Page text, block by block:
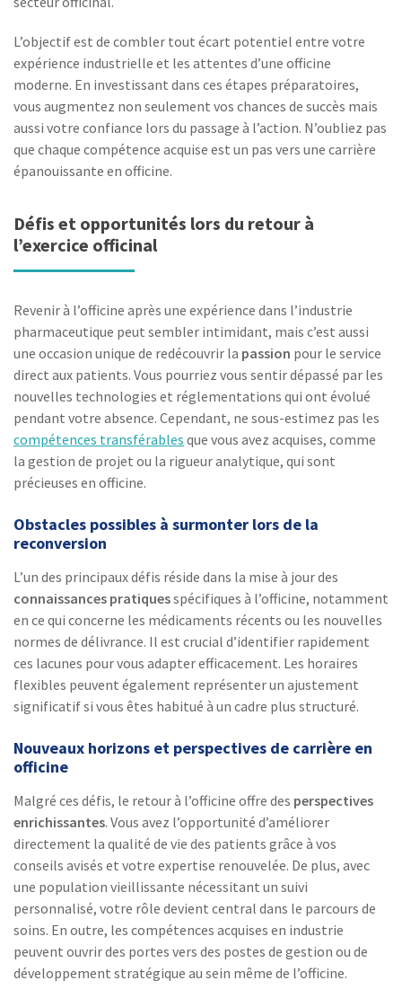
L’objectif est de combler tout écart potentiel entre votre
expérience industrielle et les attentes d’une officine
moderne. En investissant dans ces étapes préparatoires,
vous augmentez non seulement vos chances de succès mais
aussi votre confiance lors du passage à l’action. N’oubliez pas
que chaque compétence acquise est un pas vers une carrière
épanouissante en officine.
Défis et opportunités lors du retour à
l’exercice officinal
Revenir à l’officine après une expérience dans l’industrie
pharmaceutique peut sembler intimidant, mais c’est aussi
une occasion unique de redécouvrir la passion pour le service
direct aux patients. Vous pourriez vous sentir dépassé par les
nouvelles technologies et réglementations qui ont évolué
pendant votre absence. Cependant, ne sous-estimez pas les
compétences transférables que vous avez acquises, comme
la gestion de projet ou la rigueur analytique, qui sont
précieuses en officine.
Obstacles possibles à surmonter lors de la
reconversion
L’un des principaux défis réside dans la mise à jour des
connaissances pratiquesspécifiques à l’officine, notamment
en ce qui concerne les médicaments récents ou les nouvelles
normes de délivrance. Il est crucial d’identifier rapidement
ces lacunes pour vous adapter efficacement. Les horaires
flexibles peuvent également représenter un ajustement
significatif si vous êtes habitué à un cadre plus structuré.
Nouveaux horizons et perspectives de carrière en
officine
Malgré ces défis, le retour à l’officine offre des perspectives
enrichissantes. Vous avez l’opportunité d’améliorer
directement la qualité de vie des patients grâce à vos
conseils avisés et votre expertise renouvelée. De plus, avec
une population vieillissante nécessitant un suivi
personnalisé, votre rôle devient central dans le parcours de
soins. En outre, les compétences acquises en industrie
peuvent ouvrir des portes vers des postes de gestion ou de
développement stratégique au sein même de l’officine.